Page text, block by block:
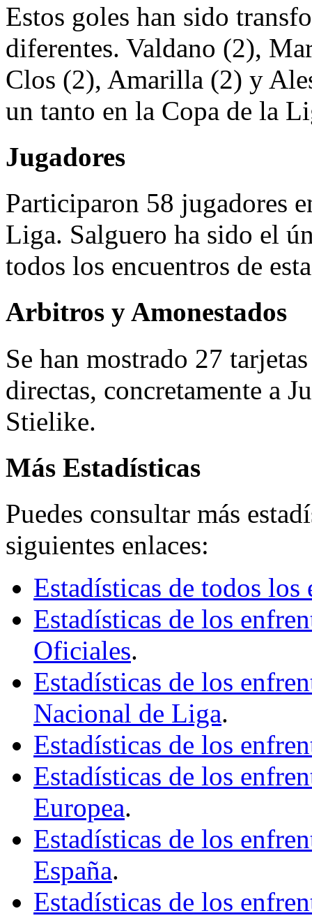
Estos goles han sido
diferentes. Valdano (2),
Clos (2), Amarilla (2) y
un tanto en la Copa de la
Jugadores
Participaron 58 jugadores
Liga. Salguero ha sido el
todos los encuentros de
Arbitros y Amonestados
Se han mostrado 27
directas, concretamente a
Stielike.
Más Estadísticas
Puedes consultar más
siguientes enlaces:
Estadísticas de todos los
Estadísticas de los
Oficiales.
Estadísticas de los
Nacional de Liga.
Estadísticas de los
Estadísticas de los
Europea.
Estadísticas de los
España.
Estadísticas de los